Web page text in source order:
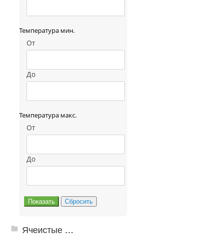
Температура мин.
От
До
Температура макс.
От
До
Ячеистые грязезащитные покрытия